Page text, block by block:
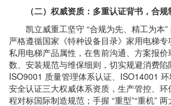
（二）权威资质：多重认证背书，合规
凯立威重工坚守 “合规为先、精工为本”
严格遵循国家《特种设备目录》家用电梯
私用电梯产品属性，在售前沟通、方案报
数、安装规范与维保细则，切实规避消费
ISO9001 质量管理体系认证、ISO14001
安全认证三大权威体系资质，生产管控、
程对标国际制造规范；手握 “重型”“重机”